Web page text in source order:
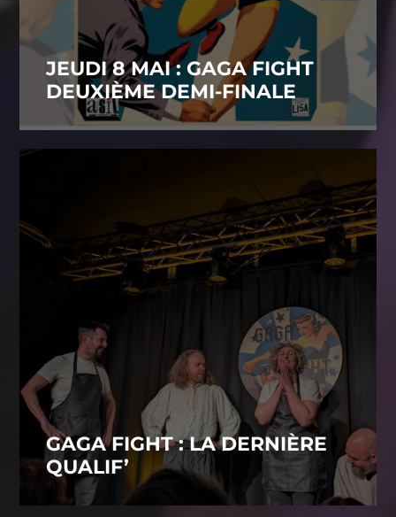
JEUDI 8 MAI : GAGA FIGHT
DEUXIÈME DEMI-FINALE
GAGA FIGHT : LA DERNIÈRE
QUALIF’